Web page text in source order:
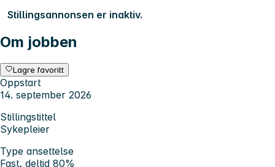
Stillingsannonsen er inaktiv.
Om jobben
Lagre favoritt
Oppstart
14. september 2026
Stillingstittel
Sykepleier
Type ansettelse
Fast, deltid 80%